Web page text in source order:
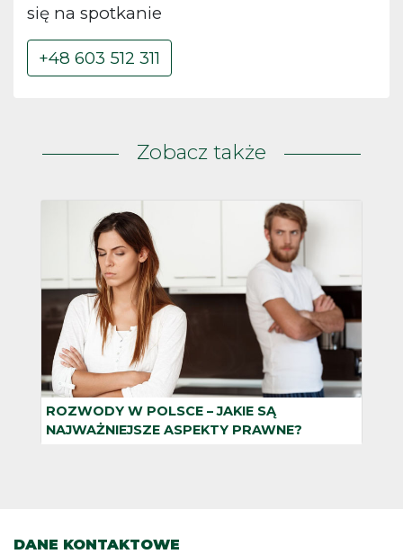
się na spotkanie
+48 603 512 311
Zobacz także
Prawo cywilne
ROZWODY W POLSCE – JAKIE SĄ
NAJWAŻNIEJSZE ASPEKTY PRAWNE?
DANE KONTAKTOWE